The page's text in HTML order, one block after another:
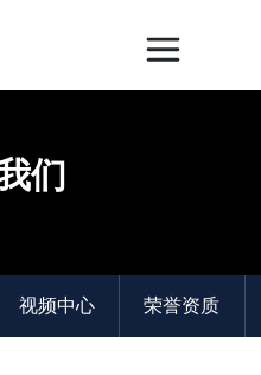
们
视频中心 荣誉资质